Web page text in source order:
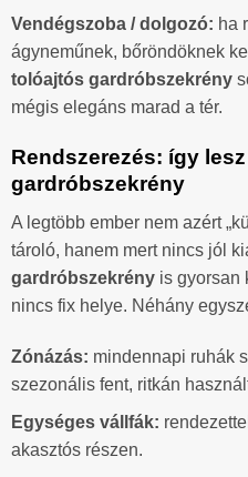
Vendégszoba / dolgozó: ha
ágyneműnek, bőröndöknek
tolóajtós gardróbszekrény
mégis elegáns marad a tér.
Rendszerezés: így
gardróbszekrény
A legtöbb ember nem azért
tároló, hanem mert nincs jól
gardróbszekrény is gyorsan
nincs fix helye. Néhány
Zónázás: mindennapi ruhák
szezonális fent, ritkán
Egységes vállfák:
akasztós részen.